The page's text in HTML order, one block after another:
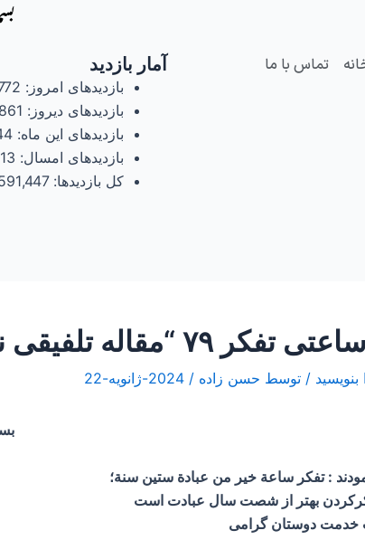
تماس با ما آمار بازدید
بازدیدهای امروز:
بازدیدهای دیروز:
بازدیدهای این ماه:
بازدیدهای امسال:
کل بازدیدها:
/ توسط حسن زاده / 2024-ژانویه-22
: تفكر ساعة خير من عبادة ستين سنة؛
بهتر از شصت سال عبادت است
خدمت دوستان گرامی